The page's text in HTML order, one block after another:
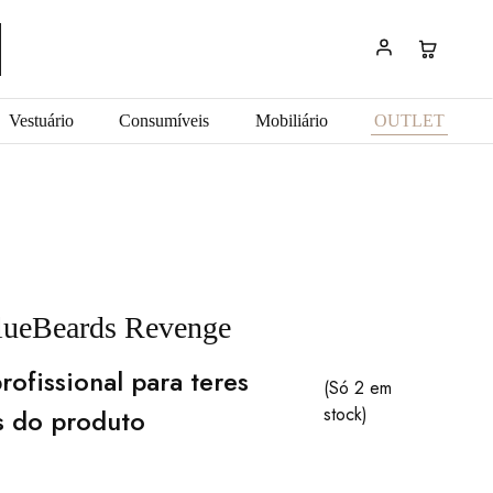
Vestuário Consumíveis Mobiliário OUTLET
Revenge
para teres
do produto
(Só 2 em
stock)